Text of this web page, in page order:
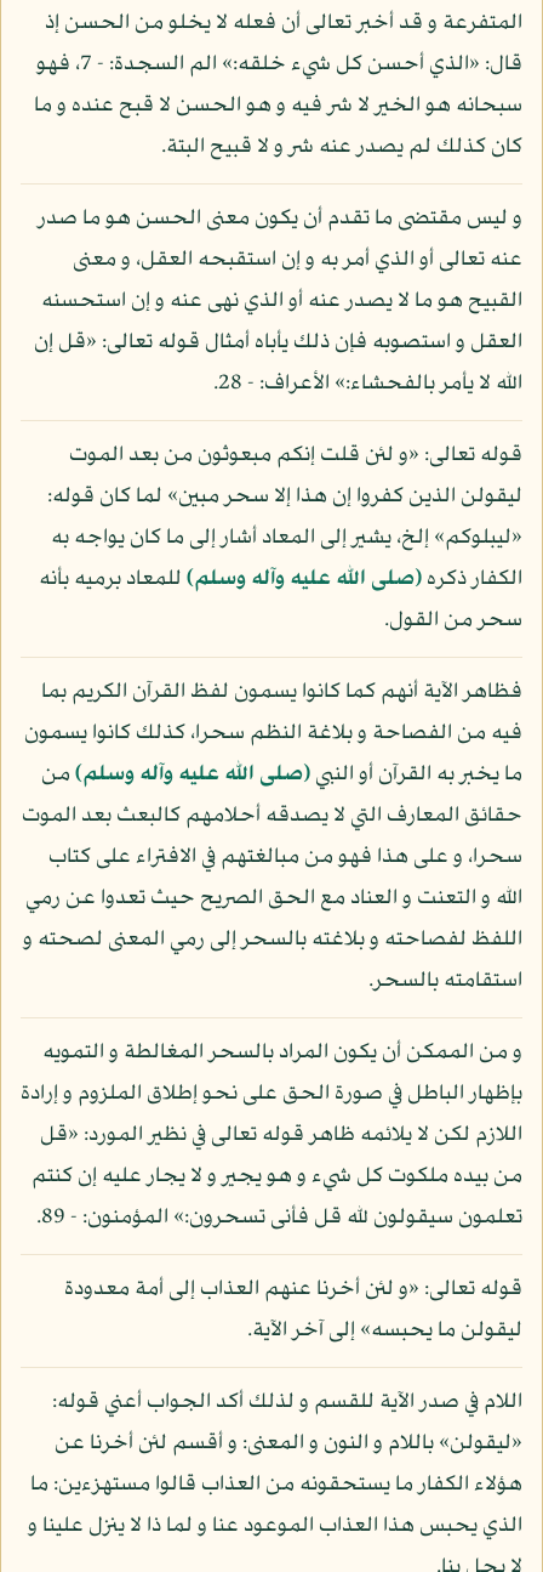
المتفرعة و قد أخبر تعالى أن فعله لا يخلو من الحسن إذ
قال: «الذي أحسن كل شيء خلقه:» الم السجدة: - 7، فهو
سبحانه هو الخير لا شر فيه و هو الحسن لا قبح عنده و ما
كان كذلك لم يصدر عنه شر و لا قبيح البتة.
و ليس مقتضى ما تقدم أن يكون معنى الحسن هو ما صدر
عنه تعالى أو الذي أمر به و إن استقبحه العقل، و معنى
القبيح هو ما لا يصدر عنه أو الذي نهى عنه و إن استحسنه
العقل و استصوبه فإن ذلك يأباه أمثال قوله تعالى: «قل إن
الله لا يأمر بالفحشاء:» الأعراف: - 28.
قوله تعالى: «و لئن قلت إنكم مبعوثون من بعد الموت
ليقولن الذين كفروا إن هذا إلا سحر مبين» لما كان قوله:
«ليبلوكم» إلخ، يشير إلى المعاد أشار إلى ما كان يواجه به
الكفار ذكره(صلى الله عليه وآله وسلم)للمعاد برميه بأنه
سحر من القول.
فظاهر الآية أنهم كما كانوا يسمون لفظ القرآن الكريم بما
فيه من الفصاحة و بلاغة النظم سحرا، كذلك كانوا يسمون
ما يخبر به القرآن أو النبي(صلى الله عليه وآله وسلم)من
حقائق المعارف التي لا يصدقه أحلامهم كالبعث بعد الموت
سحرا، و على هذا فهو من مبالغتهم في الافتراء على كتاب
الله و التعنت و العناد مع الحق الصريح حيث تعدوا عن رمي
اللفظ لفصاحته و بلاغته بالسحر إلى رمي المعنى لصحته و
استقامته بالسحر.
و من الممكن أن يكون المراد بالسحر المغالطة و التمويه
بإظهار الباطل في صورة الحق على نحو إطلاق الملزوم و إرادة
اللازم لكن لا يلائمه ظاهر قوله تعالى في نظير المورد: «قل
من بيده ملكوت كل شيء و هو يجير و لا يجار عليه إن كنتم
تعلمون سيقولون لله قل فأنى تسحرون:» المؤمنون: - 89.
قوله تعالى: «و لئن أخرنا عنهم العذاب إلى أمة معدودة
ليقولن ما يحبسه» إلى آخر الآية.
اللام في صدر الآية للقسم و لذلك أكد الجواب أعني قوله:
«ليقولن» باللام و النون و المعنى: و أقسم لئن أخرنا عن
هؤلاء الكفار ما يستحقونه من العذاب قالوا مستهزءين: ما
الذي يحبس هذا العذاب الموعود عنا و لما ذا لا ينزل علينا و